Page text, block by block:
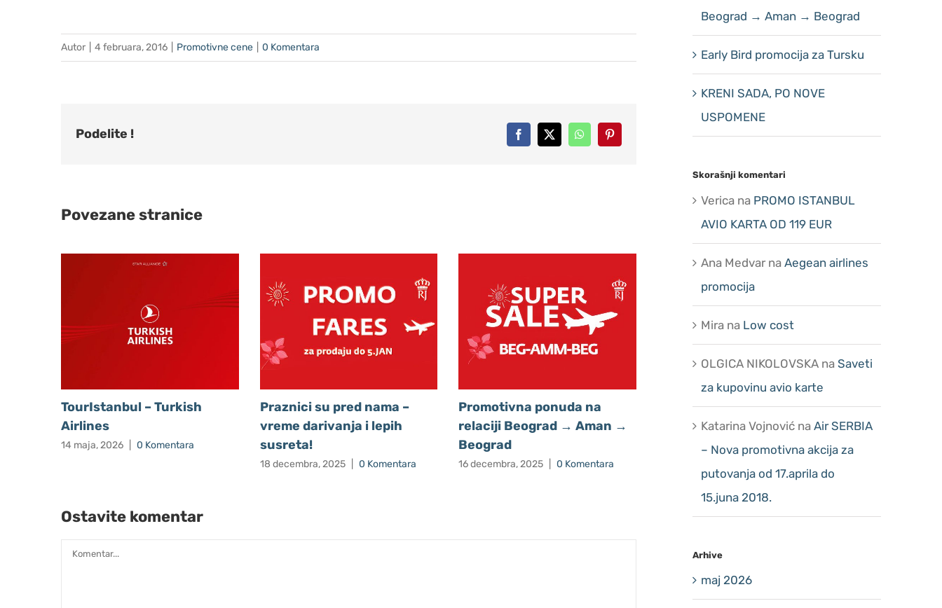
Autor 4 februara, 2016 Promotivne cene 0 Komentara
Podelite ! Facebook
X WhatsAppPinterest
Povezane stranice
TourIstanbul – Turkish
Airlines
14 maja, 2026 0 Komentara
Praznici su pred nama –
vreme darivanja i lepih
susreta!
18 decembra, 2025 0 Komentara
Promotivna ponuda na
relaciji Beograd → Aman →
Beograd
16 decembra, 2025 0 Komentara
Early Bird promocija za
Tursku
14 novembra, 2025 | 0 Komentara
KRENI SADA,
USPOMENE
Ostavite komentar
Comment
Beograd → Aman → Beograd
Early Bird promocija za Tursku
KRENI SADA, PO NOVE
USPOMENE
Skorašnji komentari
Vericana PROMO ISTANBUL
AVIO KARTA OD 119 EUR
Ana Medvarna Aegean airlines
promocija
Mirana Low cost
OLGICA NIKOLOVSKAna Saveti
za kupovinu avio karte
Katarina Vojnovićna Air SERBIA
– Nova promotivna akcija za
putovanja od 17.aprila do
15.juna 2018.
Arhive
maj 2026